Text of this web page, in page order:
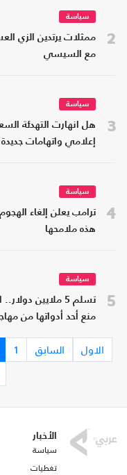
2
سياسة
ممثلات يرتدين الزي
مع السيسي
3
سياسة
هل انهارت التهدئة
إعلامي واتهامات جديدة
4
سياسة
ترامب يعلن إلغاء
هذه ملامحها
5
سياسة
تسلم 5 ملايين
منع أحد أدواتها من
الاول السابق 1
الأخبار
سياسة
تغطيات